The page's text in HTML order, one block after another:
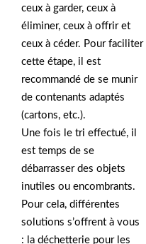
ceux à garder, ceux à
éliminer, ceux à offrir et
ceux à céder. Pour faciliter
cette étape, il est
recommandé de se munir
de contenants adaptés
(cartons, etc.).
Une fois le tri effectué, il
est temps de se
débarrasser des objets
inutiles ou encombrants.
Pour cela, différentes
solutions s’offrent à vous
: la déchetterie pour les